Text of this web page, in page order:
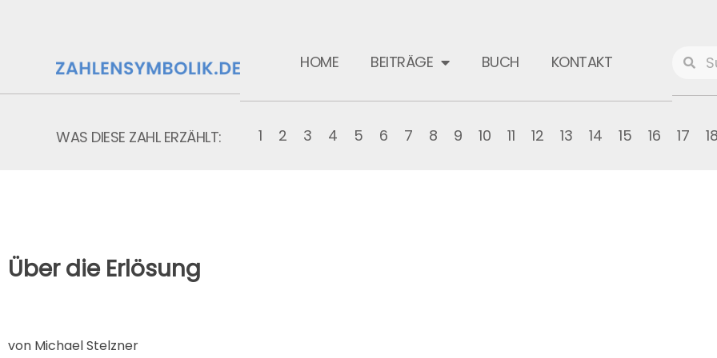
HOME BEITRÄGE BUCH KONTAKT
WAS DIESE ZAHL ERZÄHLT: 1 2 3 4 5 6 7 8 9 10 11 12 13 14 15 16 17 18
Über die Erlösung
von Michael Stelzner